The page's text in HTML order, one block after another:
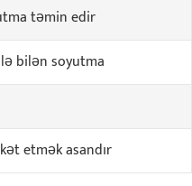
təmin edir
bilən soyutma
etmək asandır